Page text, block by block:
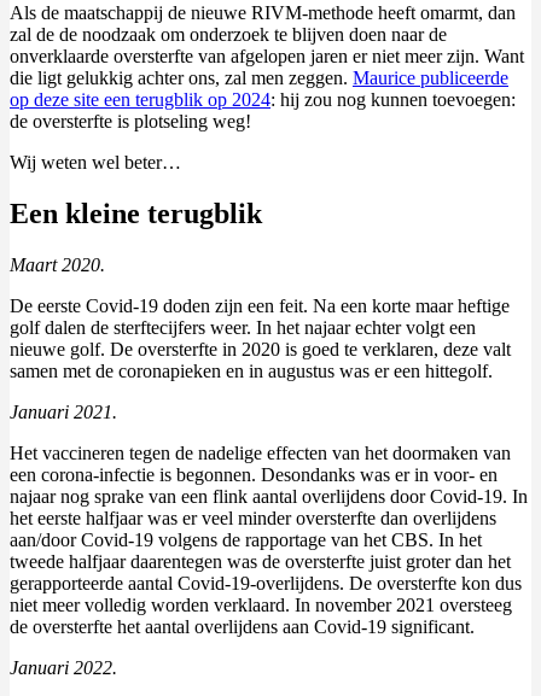
Als de maatschappij de nieuwe RIVM-methode heeft omarmt, dan
zal de de noodzaak om onderzoek te blijven doen naar de
onverklaarde oversterfte van afgelopen jaren er niet meer zijn. Want
die ligt gelukkig achter ons, zal men zeggen. Maurice publiceerde
op deze site een terugblik op 2024: hij zou nog kunnen toevoegen:
de oversterfte is plotseling weg!
Wij weten wel beter…
Een kleine terugblik
Maart 2020.
De eerste Covid-19 doden zijn een feit. Na een korte maar heftige
golf dalen de sterftecijfers weer. In het najaar echter volgt een
nieuwe golf. De oversterfte in 2020 is goed te verklaren, deze valt
samen met de coronapieken en in augustus was er een hittegolf.
Januari 2021.
Het vaccineren tegen de nadelige effecten van het doormaken van
een corona-infectie is begonnen. Desondanks was er in voor- en
najaar nog sprake van een flink aantal overlijdens door Covid-19. In
het eerste halfjaar was er veel minder oversterfte dan overlijdens
aan/door Covid-19 volgens de rapportage van het CBS. In het
tweede halfjaar daarentegen was de oversterfte juist groter dan het
gerapporteerde aantal Covid-19-overlijdens. De oversterfte kon dus
niet meer volledig worden verklaard. In november 2021 oversteeg
de oversterfte het aantal overlijdens aan Covid-19 significant.
Januari 2022.